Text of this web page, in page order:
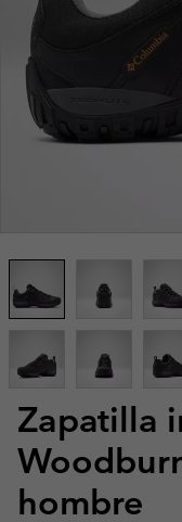
Zapatilla
hombre